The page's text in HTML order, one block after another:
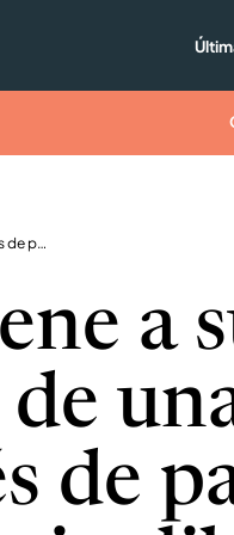
Gata tiene a sus 8 gatitos dentro de una casa después de pasar toda su vida al aire libre
a
de